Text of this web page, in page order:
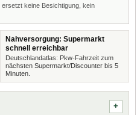
ersetzt keine Besichtigung, kein
Nahversorgung: Supermarkt
schnell erreichbar
Deutschlandatlas: Pkw-Fahrzeit zum
nächsten Supermarkt/Discounter bis 5
Minuten.